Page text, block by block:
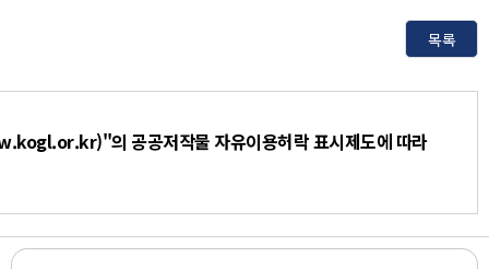
목록
의 공공저작물 자유이용허락 표시제도에 따라